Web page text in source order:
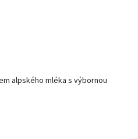
alpského mléka s výbornou